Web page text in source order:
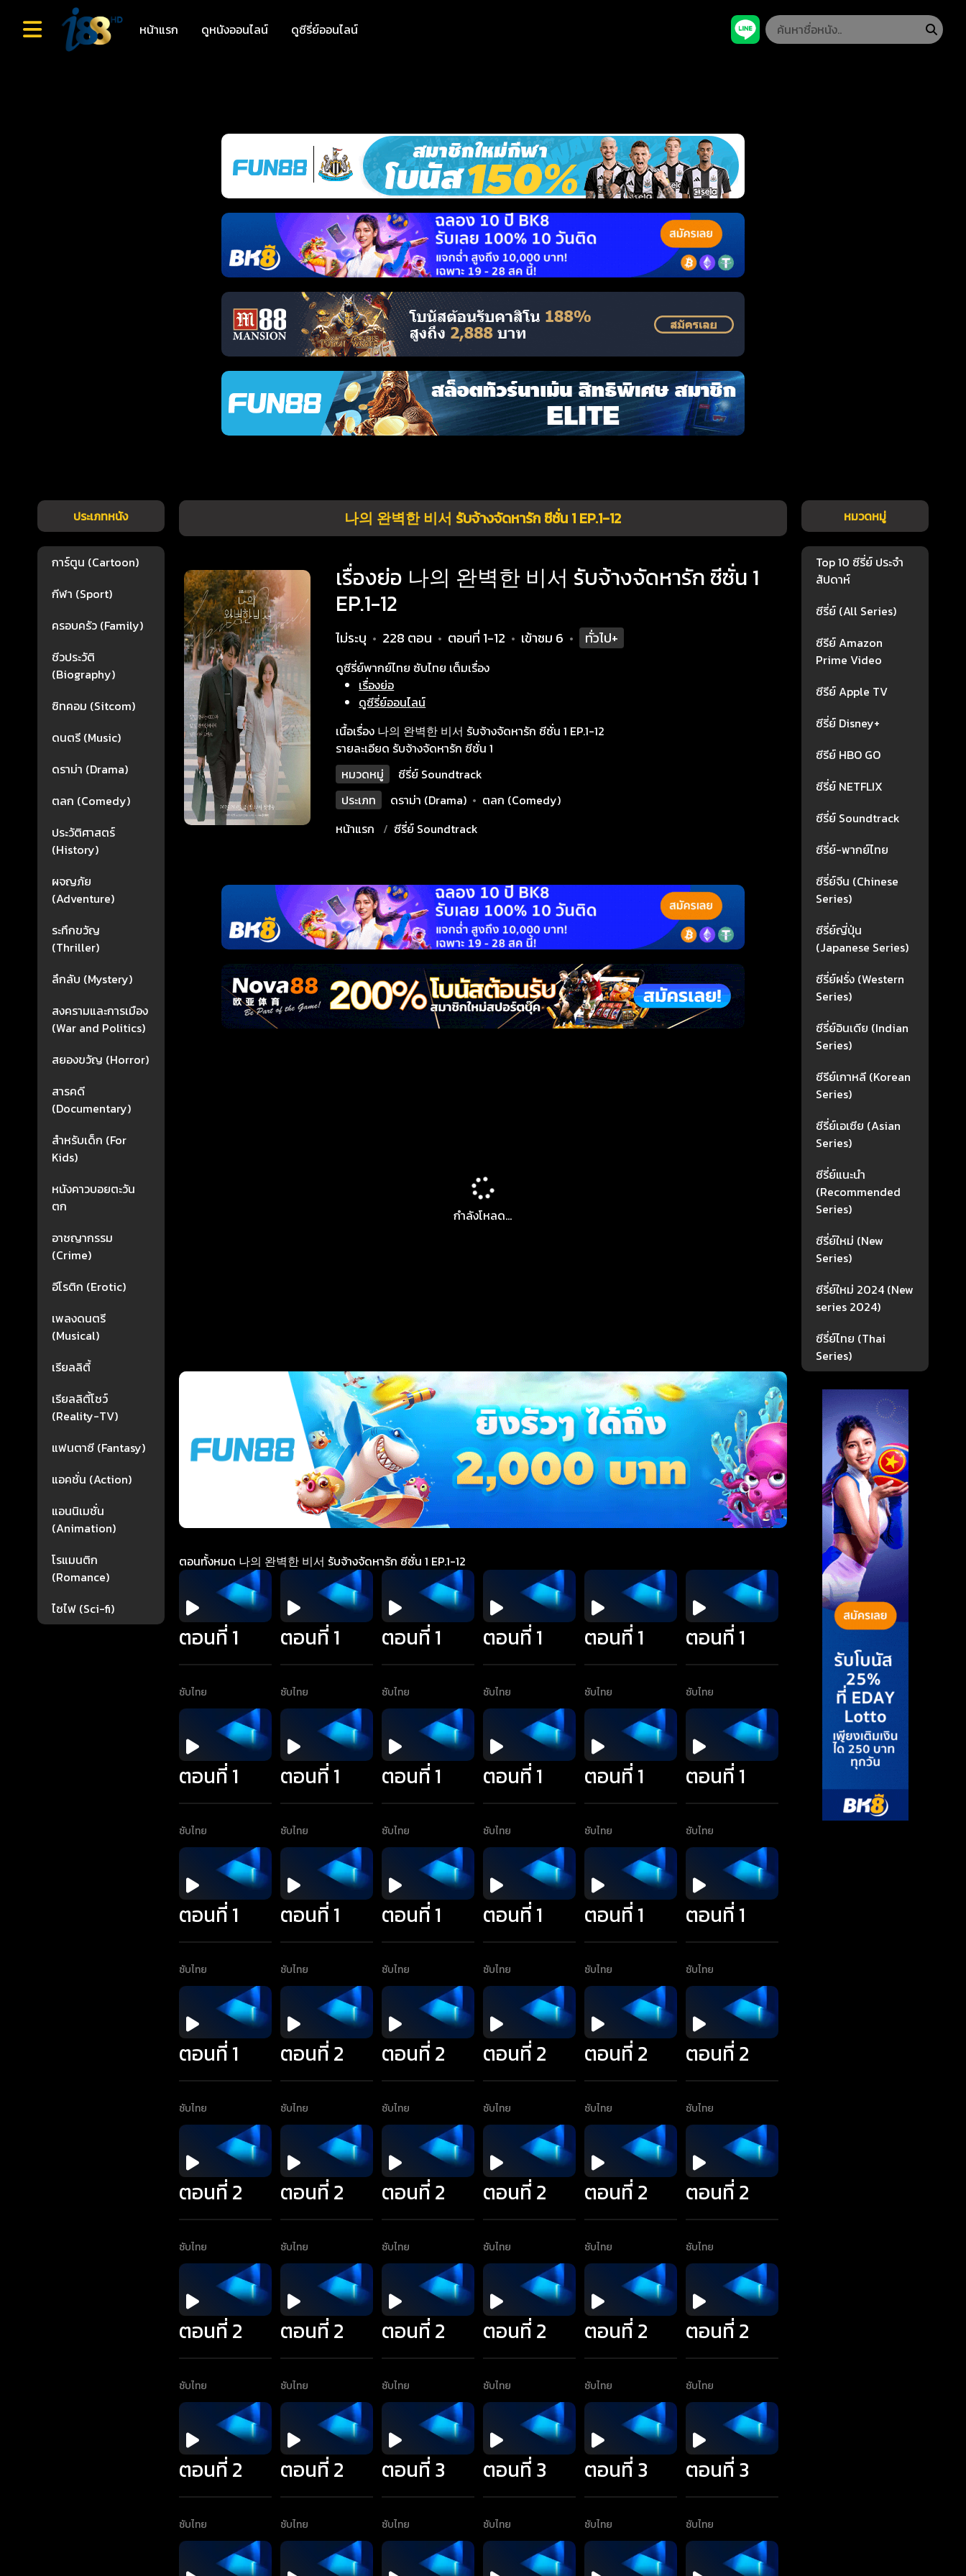
หน้าแรก ดูหนังออนไลน์ ดูซีรี่ย์ออนไลน์
ประเภทหนัง
การ์ตูน (Cartoon)
กีฬา (Sport)
ครอบครัว (Family)
ชีวประวัติ
(Biography)
ซิทคอม (Sitcom)
ดนตรี (Music)
ดราม่า (Drama)
ตลก (Comedy)
ประวัติศาสตร์
(History)
ผจญภัย
(Adventure)
ระทึกขวัญ
(Thriller)
ลึกลับ (Mystery)
สงครามและการเมือง
(War and Politics)
สยองขวัญ (Horror)
สารคดี
(Documentary)
สำหรับเด็ก (For
Kids)
หนังคาวบอยตะวัน
ตก
อาชญากรรม
(Crime)
อีโรติก (Erotic)
เพลงดนตรี
(Musical)
เรียลลิตี้
เรียลลิตี้โชว์
(Reality-TV)
แฟนตาซี (Fantasy)
แอคชั่น (Action)
แอนนิเมชั่น
(Animation)
โรแมนติก
(Romance)
ไซไฟ (Sci-fi)
나의 완벽한 비서 รับจ้างจัดหารัก ซีซั่น 1 EP.1-12
เรื่องย่อ 나의 완벽한 비서 รับจ้างจัดหารัก ซีซั่น 1
EP.1-12
ไม่ระบุ • 228 ตอน • ตอนที่ 1-12 • เข้าชม 6 • ทั่วไป+
ดูซีรี่ย์พากย์ไทย ซับไทย เต็มเรื่อง
เรื่องย่อ
ดูซีรี่ย์ออนไลน์
เนื้อเรื่อง 나의 완벽한 비서 รับจ้างจัดหารัก ซีซั่น 1 EP.1-12
รายละเอียด รับจ้างจัดหารัก ซีซั่น 1
หมวดหมู่
ซีรี่ย์ Soundtrack
ประเภท
ดราม่า (Drama) • ตลก (Comedy)
หน้าแรก
ซีรี่ย์ Soundtrack
กำลังโหลด...
ตอนทั้งหมด 나의 완벽한 비서 รับจ้างจัดหารัก ซีซั่น 1 EP.1-12
ตอนที่ 1
ซับไทย
ตอนที่ 1
ซับไทย
ตอนที่ 1
ซับไทย
ตอนที่ 1
ซับไทย
ตอนที่ 1
ซับไทย
ตอนที่ 1
ซับไทย
ตอนที่ 1
ซับไทย
ตอนที่ 1
ซับไทย
ตอนที่ 1
ซับไทย
ตอนที่ 1
ซับไทย
ตอนที่ 1
ซับไทย
ตอนที่ 1
ซับไทย
ตอนที่ 1
ซับไทย
ตอนที่ 1
ซับไทย
ตอนที่ 1
ซับไทย
ตอนที่ 1
ซับไทย
ตอนที่ 1
ซับไทย
ตอนที่ 1
ซับไทย
ตอนที่ 1
ซับไทย
ตอนที่ 2
ซับไทย
ตอนที่ 2
ซับไทย
ตอนที่ 2
ซับไทย
ตอนที่ 2
ซับไทย
ตอนที่ 2
ซับไทย
ตอนที่ 2
ซับไทย
ตอนที่ 2
ซับไทย
ตอนที่ 2
ซับไทย
ตอนที่ 2
ซับไทย
ตอนที่ 2
ซับไทย
ตอนที่ 2
ซับไทย
ตอนที่ 2
ซับไทย
ตอนที่ 2
ซับไทย
ตอนที่ 2
ซับไทย
ตอนที่ 2
ซับไทย
ตอนที่ 2
ซับไทย
ตอนที่ 2
ซับไทย
ตอนที่ 2
ซับไทย
ตอนที่ 2
ซับไทย
ตอนที่ 3
ซับไทย
ตอนที่ 3
ซับไทย
ตอนที่ 3
ซับไทย
ตอนที่ 3
ซับไทย
หมวดหมู่
Top 10 ซีรี่ย์ ประจำ
สัปดาห์
ซีรี่ย์ (All Series)
ซีรีย์ Amazon
Prime Video
ซีรีย์ Apple TV
ซีรี่ย์ Disney+
ซีรีย์ HBO GO
ซีรี่ย์ NETFLIX
ซีรี่ย์ Soundtrack
ซีรี่ย์-พากย์ไทย
ซีรี่ย์จีน (Chinese
Series)
ซีรี่ย์ญี่ปุ่น
(Japanese Series)
ซีรี่ย์ฝรั่ง (Western
Series)
ซีรี่ย์อินเดีย (Indian
Series)
ซีรีย์เกาหลี (Korean
Series)
ซีรี่ย์เอเซีย (Asian
Series)
ซีรี่ย์แนะนำ
(Recommended
Series)
ซีรี่ย์ใหม่ (New
Series)
ซีรี่ย์ใหม่ 2024 (New
series 2024)
ซีรี่ย์ไทย (Thai
Series)